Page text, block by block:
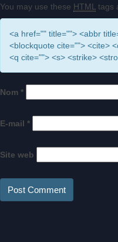
You may use these HTML tags
<a href="" title=""> <abbr
<blockquote cite=""> <cite>
<q cite=""> <s> <strike>
Nom *
E-mail *
Site web